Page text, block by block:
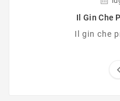
Il Gin Che
Il gin che
